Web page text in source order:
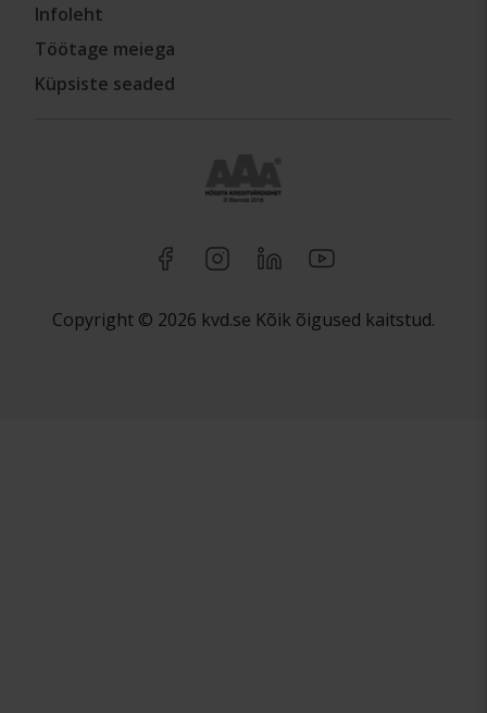
Infoleht
Töötage meiega
Küpsiste seaded
Copyright © 2026 kvd.se Kõik õigused kaitstud.